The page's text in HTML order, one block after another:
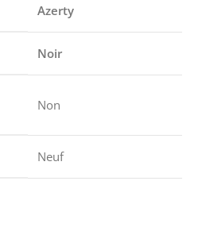
Azerty
Noir
Non
Neuf